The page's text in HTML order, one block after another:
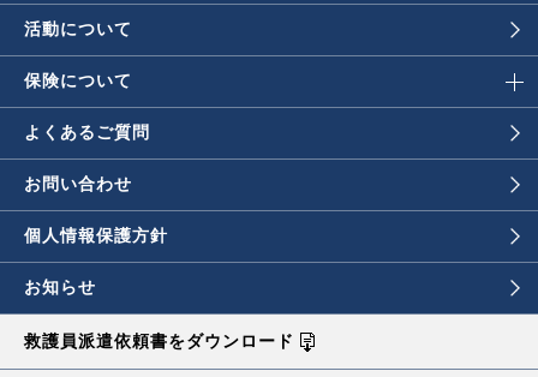
活動について
保険について
よくあるご質問
お問い合わせ
個人情報保護方針
お知らせ
救護員派遣依頼書をダウンロード